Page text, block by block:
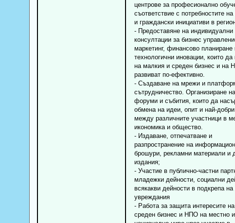
центрове за професионално
съответствие с потребностите на
и граждански инициативи в
- Предоставяне на индивидуални
консултации за бизнес
маркетинг, финансово планиране
технологични иновации, които да
на малкия и среден бизнес и на
развиват по-ефективно.
- Създаване на мрежи и
сътрудничество. Организиране
форуми и събития, които да
обмена на идеи, опит и най-добри
между различните участници в
икономика и общество.
- Издаване, отпечатване и
разпространение на
брошури, рекламни материали и
издания;
- Участие в публично-частни
младежки дейности, социални
всякакви дейности в подкрепа на
увреждания
- Работа за защита интересите
среден бизнес и НПО на местно и